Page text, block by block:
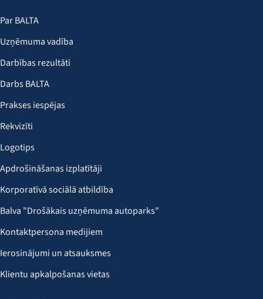
Par BALTA
Uzņēmuma vadība
Darbības rezultāti
Darbs BALTA
Prakses iespējas
Rekvizīti
Logotips
Apdrošināšanas izplatītāji
Korporatīvā sociālā atbildība
Balva "Drošākais uzņēmuma autoparks"
Kontaktpersona medijiem
Ierosinājumi un atsauksmes
Klientu apkalpošanas vietas